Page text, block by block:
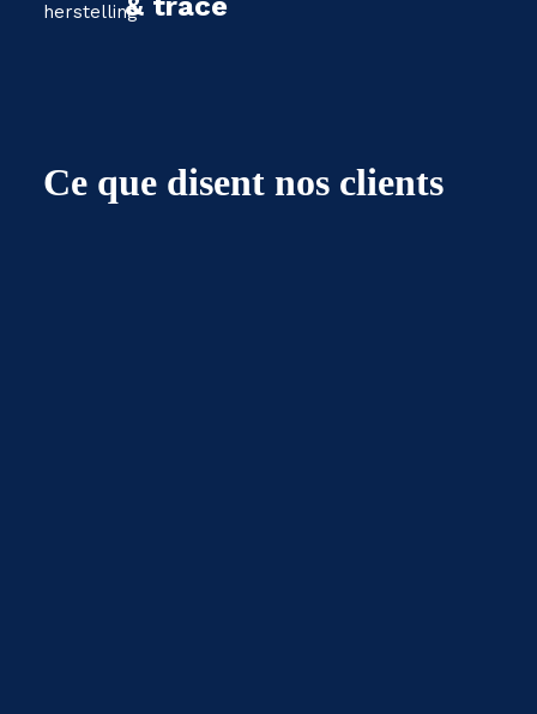
Ce que disent nos clients